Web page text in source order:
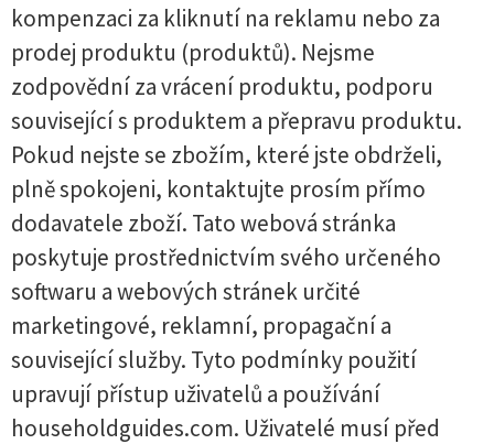
kompenzaci za kliknutí na reklamu nebo za
prodej produktu (produktů). Nejsme
zodpovědní za vrácení produktu, podporu
související s produktem a přepravu produktu.
Pokud nejste se zbožím, které jste obdrželi,
plně spokojeni, kontaktujte prosím přímo
dodavatele zboží. Tato webová stránka
poskytuje prostřednictvím svého určeného
softwaru a webových stránek určité
marketingové, reklamní, propagační a
související služby. Tyto podmínky použití
upravují přístup uživatelů a používání
householdguides.com. Uživatelé musí před